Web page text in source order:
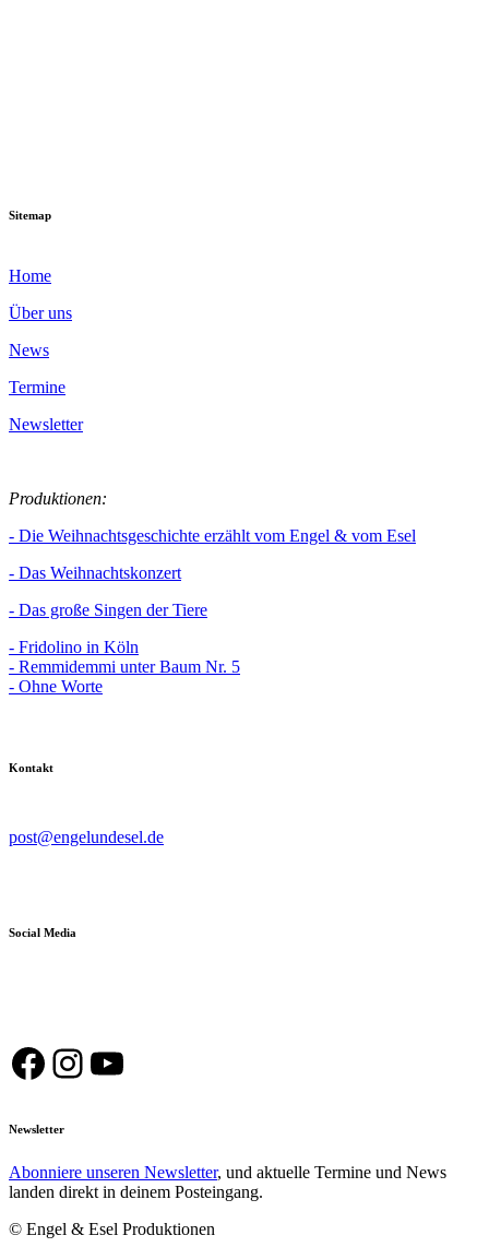
Sitemap
Home
Über uns
News
Termine
Newsletter
Produktionen:
- Die Weihnachtsgeschichte erzählt vom Engel & vom Esel
- Das Weihnachtskonzert
- Das große Singen der Tiere
- Fridolino in Köln
- Remmidemmi unter Baum Nr. 5
- Ohne Worte
Kontakt
post@engelundesel.de
Social Media
Facebook
Instagram
YouTube
Newsletter
Abonniere unseren Newsletter, und aktuelle Termine und News
landen direkt in deinem Posteingang.
© Engel & Esel Produktionen